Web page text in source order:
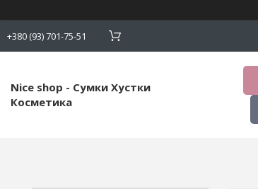
+380 (93) 701-75-51
Nice shop - Сумки Хустки
Косметика